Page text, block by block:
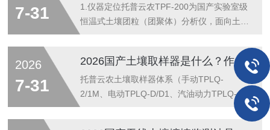
谱，内置土壤基体校正模型输出元素含量
（mg/kg）。全程...
判断”的经验法，按ASABES313.3、
ASTMD2573及NY/T1121.12思路做原位贯
点硬度读数。2.测量原理（静力圆锥贯入）标
准金属圆锥探头（常配30°锥角、两种底面积
规格分别对应黏质/砂质土）以近准静态速率
（行业...
7-31
1.仪器定位托普云农TPF-200为国产实验室级
恒温式土壤团粒（团聚体）分析仪，面向土壤
级。设备按NY/T1121.19-2008《土壤检测第
19部分：土壤水稳性大团聚体的测定》及
LY/T1227林业标准设计，兼顾科研精度与批
量样品处理能力。2.检测原理（干筛+湿筛双
路径）干筛法：风干原状土样装入多级不锈钢
套筛（孔径递减），电机驱动垂直振荡，依自
2026
7-31
2026国产土壤取样器是什么？作用及功能详解
托普云农土壤取样器体系（手动TPLQ-
2/1M、电动TPLQ-D/D1、汽油动力TPLQ-
Q/SQ/LQ、三普工具箱TPLQ-3、根钻TPGQ-
1等），是一套覆盖表层混合样—分层剖面样